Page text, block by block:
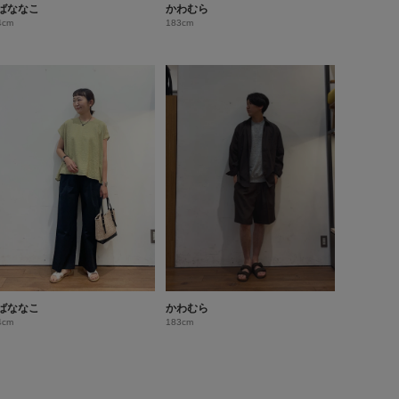
ななこ かわむら
183cm
ななこ かわむら
183cm